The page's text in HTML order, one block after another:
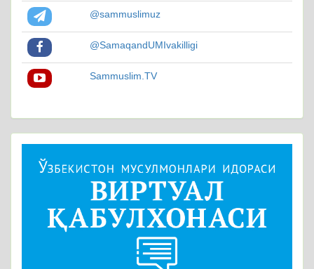
@sammuslimuz
@SamaqandUMIvakilligi
Sammuslim.TV